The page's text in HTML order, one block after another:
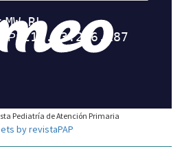
Pediatría de Atención Primaria
by revistaPAP